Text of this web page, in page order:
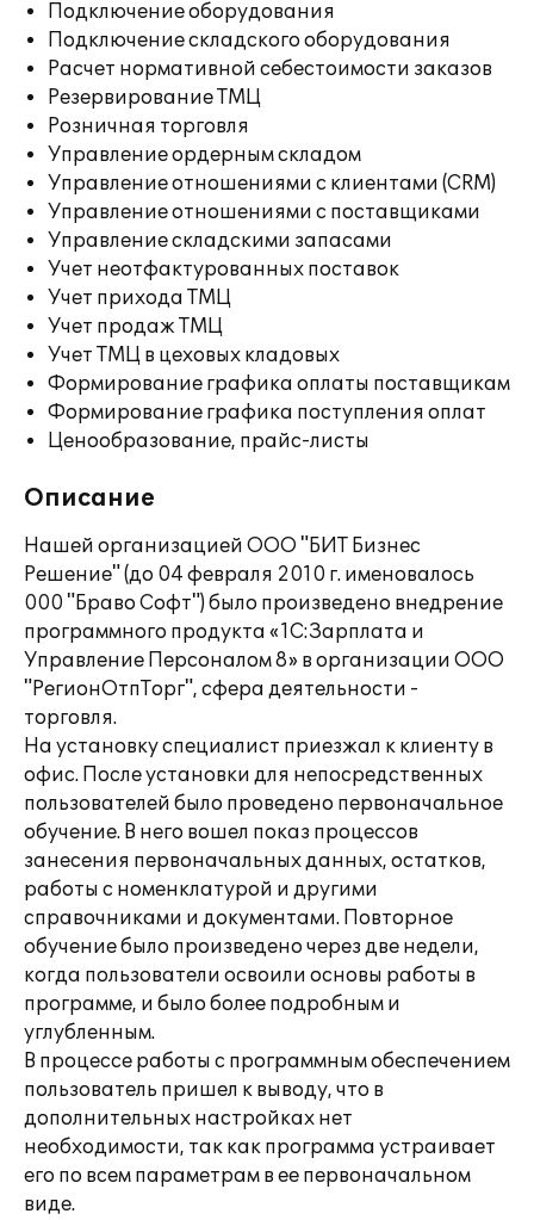
Подключение оборудования
Подключение складского оборудования
Расчет нормативной себестоимости заказов
Резервирование ТМЦ
Розничная торговля
Управление ордерным складом
Управление отношениями с клиентами (CRM)
Управление отношениями с поставщиками
Управление складскими запасами
Учет неотфактурованных поставок
Учет прихода ТМЦ
Учет продаж ТМЦ
Учет ТМЦ в цеховых кладовых
Формирование графика оплаты поставщикам
Формирование графика поступления оплат
Ценообразование, прайс-листы
Описание
Нашей организацией ООО "БИТ Бизнес
Решение" (до 04 февраля 2010 г. именовалось
000 "Браво Софт") было произведено внедрение
программного продукта «1С:Зарплата и
Управление Персоналом 8» в организации ООО
"РегионОтпТорг", сфера деятельности -
торговля.
На установку специалист приезжал к клиенту в
офис. После установки для непосредственных
пользователей было проведено первоначальное
обучение. В него вошел показ процессов
занесения первоначальных данных, остатков,
работы с номенклатурой и другими
справочниками и документами. Повторное
обучение было произведено через две недели,
когда пользователи освоили основы работы в
программе, и было более подробным и
углубленным.
В процессе работы с программным обеспечением
пользователь пришел к выводу, что в
дополнительных настройках нет
необходимости, так как программа устраивает
его по всем параметрам в ее первоначальном
виде.